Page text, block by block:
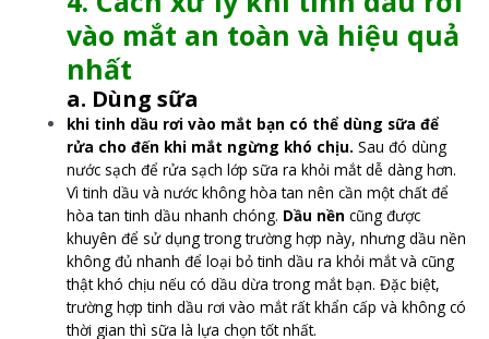
vào mắt an toàn và hiệu quả
nhất
a. Dùng sữa
khi tinh dầu rơi vào mắt bạn có thể dùng sữa để
rửa cho đến khi mắt ngừng khó chịu.Sau đó dùng
nước sạch để rửa sạch lớp sữa ra khỏi mắt dễ dàng hơn.
Vì tinh dầu và nước không hòa tan nên cần một chất để
hòa tan tinh dầu nhanh chóng. Dầu nền cũng được
khuyên để sử dụng trong trường hợp này, nhưng dầu nền
không đủ nhanh để loại bỏ tinh dầu ra khỏi mắt và cũng
thật khó chịu nếu có dầu dừa trong mắt bạn. Đặc biệt,
trường hợp tinh dầu rơi vào mắt rất khẩn cấp và không có
thời gian thì sữa là lựa chọn tốt nhất.